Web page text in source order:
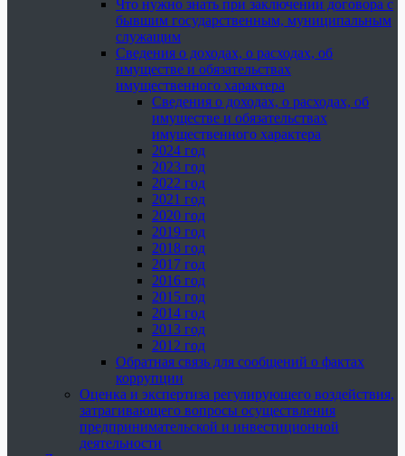
Что нужно знать при заключении договора с
бывшим государственным, муниципальным
служащим
Сведения о доходах, о расходах, об
имуществе и обязательствах
имущественного характера
Сведения о доходах, о расходах, об
имуществе и обязательствах
имущественного характера
2024 год
2023 год
2022 год
2021 год
2020 год
2019 год
2018 год
2017 год
2016 год
2015 год
2014 год
2013 год
2012 год
Обратная связь для сообщений о фактах
коррупции
Оценка и экспертиза регулирующего воздействия,
затрагивающего вопросы осуществления
предпринимательской и инвестиционной
деятельности